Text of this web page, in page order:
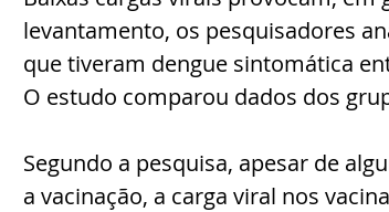
levantamento, os pesquisadores
que tiveram dengue sintomática
O estudo comparou dados dos
Segundo a pesquisa, apesar de
a vacinação, a carga viral nos